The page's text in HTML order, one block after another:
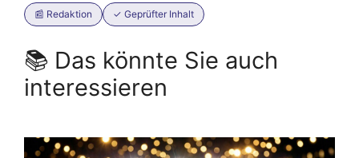
📰 Redaktion ✓ Geprüfter Inhalt
📚 Das könnte Sie auch
interessieren